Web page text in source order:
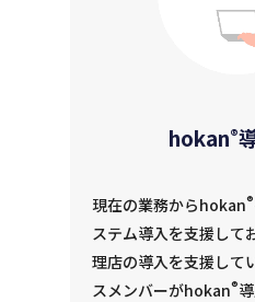
hokan®
現在の業務からhokan®
ステム導入を支援して
理店の導入を支援して
スメンバーがhokan®